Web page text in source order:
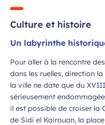
Culture et histoire
Un labyrinthe
Pour aller à la rencontre
dans les ruelles, direction
la ville ne date que du
sérieusement
il est possible de croiser la
de Sidi el Kairouan, la
la newsletter